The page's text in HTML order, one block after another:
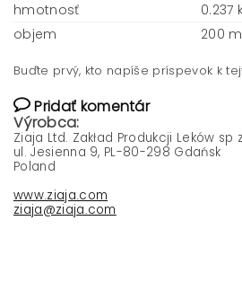
hmotnosť
0.237
objem
200
Buďte prvý, kto napíše príspevok k
Pridať komentár
Výrobca:
Ziaja Ltd. Zakład Produkcji Leków sp
ul. Jesienna 9, PL-80-298 Gdańsk
Poland
www.ziaja.com
ziaja@ziaja.com